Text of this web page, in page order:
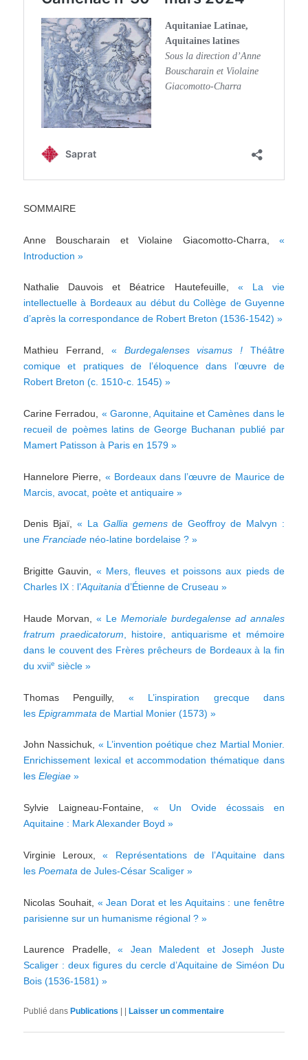
SOMMAIRE
Anne Bouscharain et Violaine Giacomotto-Charra, «
Introduction »
Nathalie Dauvois et Béatrice Hautefeuille, « La vie
intellectuelle à Bordeaux au début du Collège de Guyenne
d’après la correspondance de Robert Breton (1536-1542) »
Mathieu Ferrand, « Burdegalenses visamus ! Théâtre
comique et pratiques de l’éloquence dans l’œuvre de
Robert Breton (c. 1510-c. 1545) »
Carine Ferradou, « Garonne, Aquitaine et Camènes dans le
recueil de poèmes latins de George Buchanan publié par
Mamert Patisson à Paris en 1579 »
Hannelore Pierre, « Bordeaux dans l’œuvre de Maurice de
Marcis, avocat, poète et antiquaire »
Denis Bjaï, « La Gallia gemensde Geoffroy de Malvyn :
uneFranciade néo-latine bordelaise ? »
Brigitte Gauvin, « Mers, fleuves et poissons aux pieds de
Charles IX : l’Aquitania d’Étienne de Cruseau »
Haude Morvan,« LeMemoriale burdegalense ad annales
fratrum praedicatorum , histoire, antiquarisme et mémoire
dans le couvent des Frères prêcheurs de Bordeaux à la fin
du xviie siècle »
Thomas Penguilly, « L’inspiration grecque dans
lesEpigrammata de Martial Monier (1573) »
John Nassichuk, « L’invention poétique chez Martial Monier.
Enrichissement lexical et accommodation thématique dans
lesElegiae »
Sylvie Laigneau-Fontaine,« Un Ovide écossais en
Aquitaine : Mark Alexander Boyd »
Virginie Leroux,« Représentations de l’Aquitaine dans
lesPoemata de Jules-César Scaliger »
Nicolas Souhait, « Jean Dorat et les Aquitains : une fenêtre
parisienne sur un humanisme régional ? »
Laurence Pradelle,« Jean Maledent et Joseph Juste
Scaliger : deux figures du cercle d’Aquitaine de Siméon Du
Bois (1536-1581) »
Publié dans Publications Laisser un commentaire